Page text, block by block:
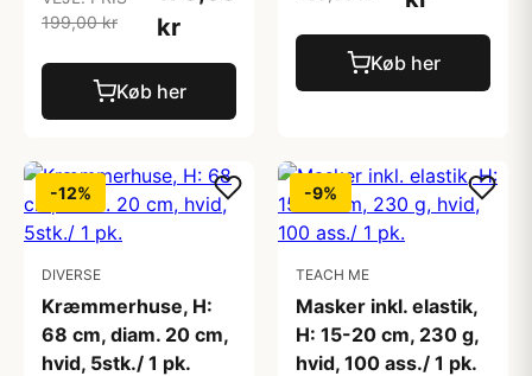
199,00 kr
kr
Køb her
Køb her
-12%
DIVERSE
Kræmmerhuse, H:
68 cm, diam. 20 cm,
hvid, 5stk./ 1 pk.
-9%
TEACH ME
Masker inkl. elastik,
H: 15-20 cm, 230 g,
hvid, 100 ass./ 1 pk.